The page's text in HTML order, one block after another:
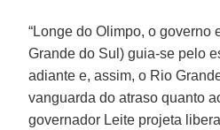
“Longe do Olimpo, o governo
Grande do Sul) guia-se pelo
adiante e, assim, o Rio
vanguarda do atraso quanto
governador Leite projeta